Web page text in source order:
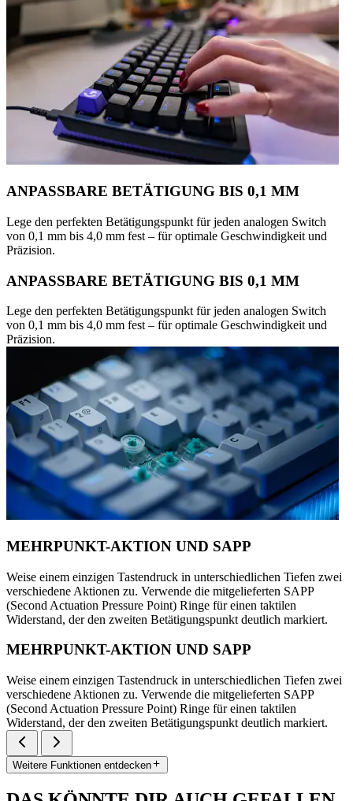
ANPASSBARE BETÄTIGUNG BIS 0,1 MM
Lege den perfekten Betätigungspunkt für jeden analogen Switch
von 0,1 mm bis 4,0 mm fest – für optimale Geschwindigkeit und
Präzision.
ANPASSBARE BETÄTIGUNG BIS 0,1 MM
Lege den perfekten Betätigungspunkt für jeden analogen Switch
von 0,1 mm bis 4,0 mm fest – für optimale Geschwindigkeit und
Präzision.
MEHRPUNKT-AKTION UND SAPP
Weise einem einzigen Tastendruck in unterschiedlichen Tiefen zwei
verschiedene Aktionen zu. Verwende die mitgelieferten SAPP
(Second Actuation Pressure Point) Ringe für einen taktilen
Widerstand, der den zweiten Betätigungspunkt deutlich markiert.
MEHRPUNKT-AKTION UND SAPP
Weise einem einzigen Tastendruck in unterschiedlichen Tiefen zwei
verschiedene Aktionen zu. Verwende die mitgelieferten SAPP
(Second Actuation Pressure Point) Ringe für einen taktilen
Widerstand, der den zweiten Betätigungspunkt deutlich markiert.
Weitere Funktionen entdecken